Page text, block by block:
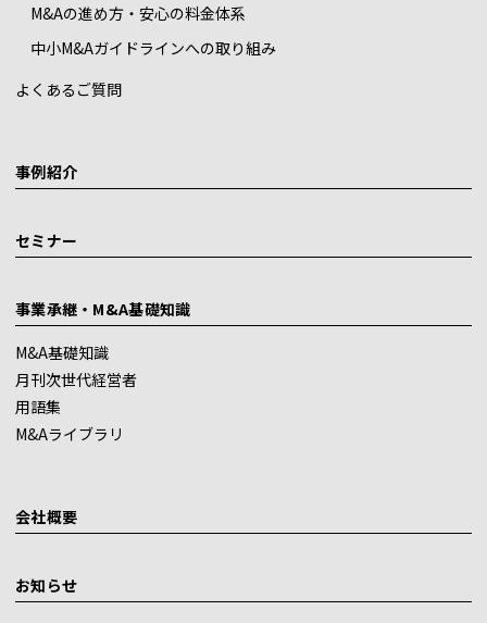
M&Aの進め方・安心の料金体系
中小M&Aガイドラインへの取り組み
よくあるご質問
事例紹介
セミナー
事業承継・M&A基礎知識
M&A基礎知識
月刊次世代経営者
用語集
M&Aライブラリ
会社概要
お知らせ